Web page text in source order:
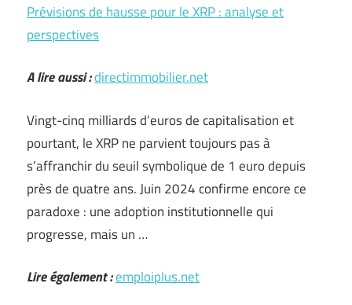
Prévisions de hausse pour le XRP : analyse et
perspectives
A lire aussi :directimmobilier.net
Vingt-cinq milliards d’euros de capitalisation et
pourtant, le XRP ne parvient toujours pas à
s’affranchir du seuil symbolique de 1 euro depuis
près de quatre ans. Juin 2024 confirme encore ce
paradoxe : une adoption institutionnelle qui
progresse, mais un …
Lire également :emploiplus.net